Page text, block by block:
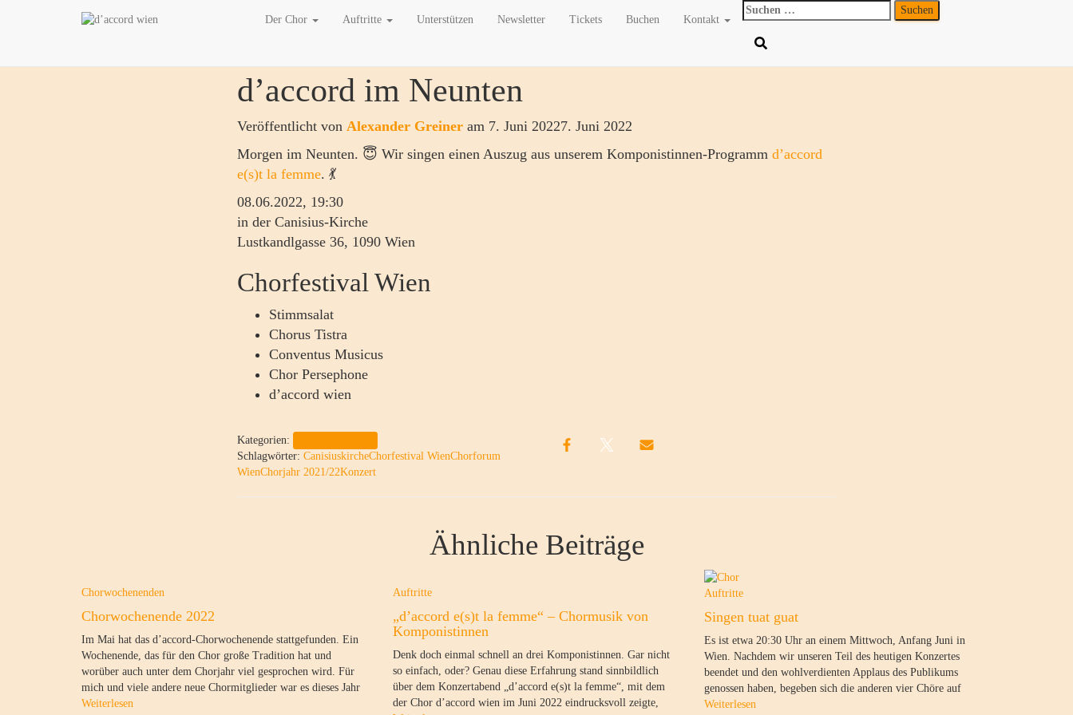
Der Chor Auftritte Unterstützen Newsletter Tickets Buchen Kontakt
Suchen
nach:
d’accord im Neunten
Veröffentlicht von Alexander Greiner am 7. Juni 20227. Juni 2022
Morgen im Neunten. 😇 Wir singen einen Auszug aus unserem Komponistinnen-Programm d’accord
e(s)t la femme. 💃
08.06.2022, 19:30
in der Canisius-Kirche
Lustkandlgasse 36, 1090 Wien
Chorfestival Wien
Stimmsalat
Chorus Tistra
Conventus Musicus
Chor Persephone
d’accord wien
Kategorien:
Schlagwörter: CanisiuskircheChorfestival WienChorforum
WienChorjahr 2021/22Konzert
Ähnliche Beiträge
Chorwochenenden
Chorwochenende 2022
Im Mai hat das d’accord-Chorwochenende stattgefunden. Ein
Wochenende, das für den Chor große Tradition hat und
worüber auch unter dem Chorjahr viel gesprochen wird. Für
mich und viele andere neue Chormitglieder war es dieses Jahr
Weiterlesen
Auftritte
„d’accord e(s)t la femme“ – Chormusik von
Komponistinnen
Denk doch einmal schnell an drei Komponistinnen. Gar nicht
so einfach, oder? Genau diese Erfahrung stand sinnbildlich
über dem Konzertabend „d’accord e(s)t la femme“, mit dem
der Chor d’accord wien im Juni 2022 eindrucksvoll zeigte,
Auftritte
Singen tuat guat
Es ist etwa 20:30 Uhr an einem Mittwoch, Anfang Juni in
Wien. Nachdem wir unseren Teil des heutigen Konzertes
beendet und den wohlverdienten Applaus des Publikums
genossen haben, begeben sich die anderen vier Chöre auf
Weiterlesen